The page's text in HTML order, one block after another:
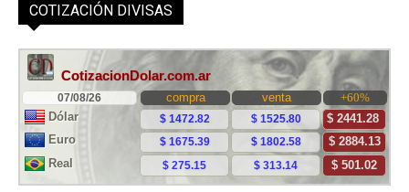
COTIZACIÓN DIVISAS